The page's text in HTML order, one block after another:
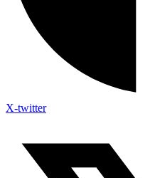
X-twitter